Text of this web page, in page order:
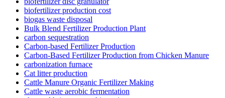
biofertilizer production cost
biogas waste disposal
Bulk Blend Fertilizer Production Plant
carbon sequestration
Carbon-based Fertilizer Production
Carbon-Based Fertilizer Production from Chicken Manure
carbonization furnace
Cat litter production
Cattle Manure Organic Fertilizer Making
Cattle waste aerobic fermentation